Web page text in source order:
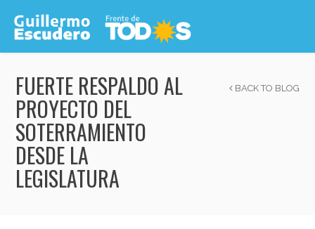
FUERTE RESPALDO AL
PROYECTO DEL
SOTERRAMIENTO
DESDE LA
LEGISLATURA
BACK TO BLOG